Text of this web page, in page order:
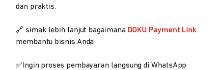
dan praktis.
🔗 simak lebih lanjut bagaimana DOKU Payment Link
membantu bisnis Anda
✅Ingin proses pembayaran langsung di WhatsApp